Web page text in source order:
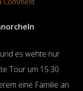
es wehte nur
Tour um 15:30
eine Familie an